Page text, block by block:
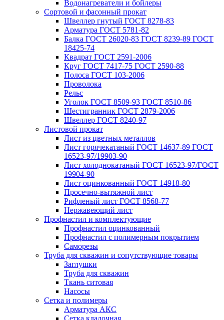
Водонагреватели и бойлеры
Сортовой и фасонный прокат
Швеллер гнутый ГОСТ 8278-83
Арматура ГОСТ 5781-82
Балка ГОСТ 26020-83 ГОСТ 8239-89 ГОСТ
18425-74
Квадрат ГОСТ 2591-2006
Круг ГОСТ 7417-75 ГОСТ 2590-88
Полоса ГОСТ 103-2006
Проволока
Рельс
Уголок ГОСТ 8509-93 ГОСТ 8510-86
Шестигранник ГОСТ 2879-2006
Швеллер ГОСТ 8240-97
Листовой прокат
Лист из цветных металлов
Лист горячекатаный ГОСТ 14637-89 ГОСТ
16523-97/19903-90
Лист холоднокатаный ГОСТ 16523-97/ГОСТ
19904-90
Лист оцинкованный ГОСТ 14918-80
Просечно-вытяжной лист
Рифленый лист ГОСТ 8568-77
Нержавеющий лист
Профнастил и комплектующие
Профнастил оцинкованный
Профнастил с полимерным покрытием
Саморезы
Труба для скважин и сопутствующие товары
Заглушки
Труба для скважин
Ткань ситовая
Насосы
Сетка и полимеры
Арматура АКС
Сетка кладочная